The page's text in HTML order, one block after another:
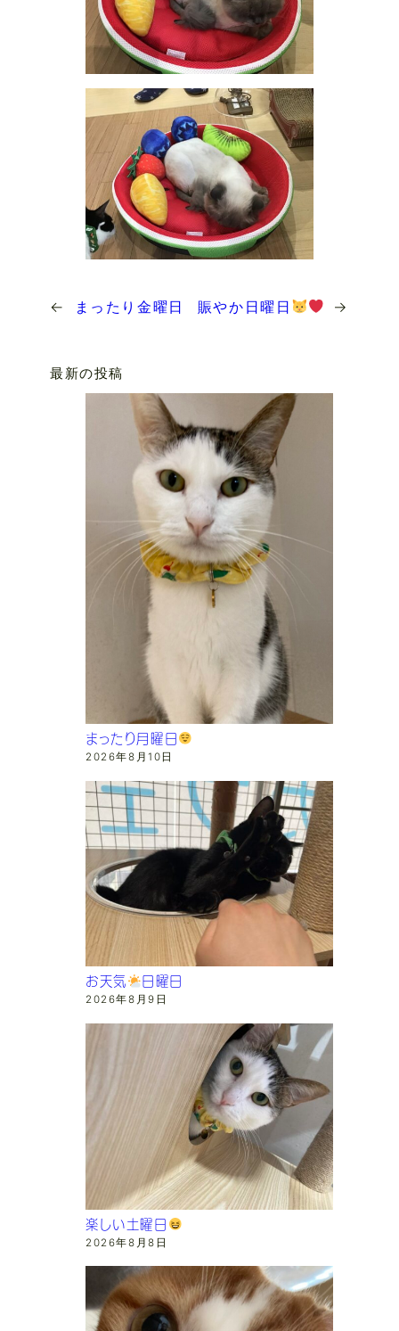
← まったり金曜日 賑やか日曜日 →
最新の投稿
まったり月曜日
2026年8月10日
お天気 日曜日
2026年8月9日
楽しい土曜日
2026年8月8日